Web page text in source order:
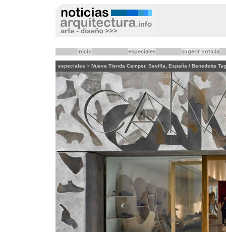
inicio especiales sugerir noticia
especiales > Nueva Tienda Camper, Sevilla, España / Benedetta